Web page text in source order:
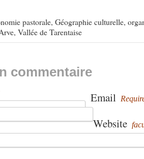
pastorale, Géographie culturelle,
, Vallée de Tarentaise
commentaire
Email
Website